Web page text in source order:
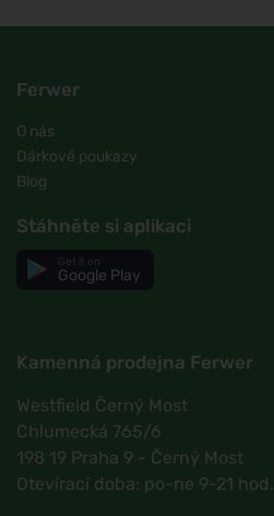
Ferwer
O nás
Dárkové poukazy
Blog
Stáhněte si aplikaci
Google Play
Kamenná prodejna Ferwer
Westfield Černý Most
Chlumecká 765/6
198 19 Praha 9 - Černý Most
Otevírací doba: po-ne 9-21 hod.